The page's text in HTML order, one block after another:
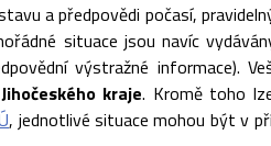
a předpovědi počasí,
situace jsou navíc
výstražné informace).
kraje. Kromě toho
, jednotlivé situace mohou být v